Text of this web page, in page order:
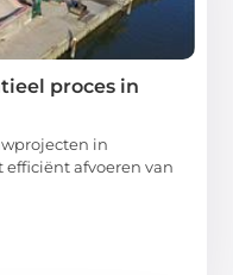
proces in
in
afvoeren van